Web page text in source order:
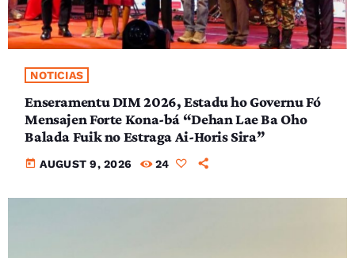
NOTICIAS
Enseramentu DIM 2026, Estadu ho Governu Fó
Mensajen Forte Kona-bá “Dehan Lae Ba Oho
Balada Fuik no Estraga Ai-Horis Sira”
today AUGUST 9, 2026 24